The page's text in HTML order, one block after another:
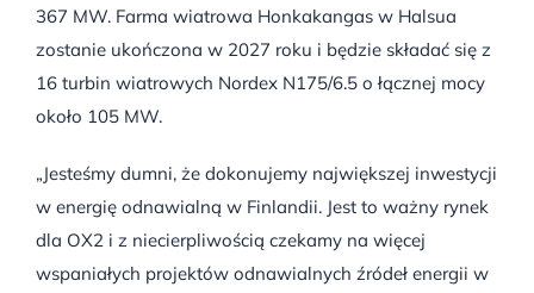
367 MW. Farma wiatrowa Honkakangas w Halsua
zostanie ukończona w 2027 roku i będzie składać się z
16 turbin wiatrowych Nordex N175/6.5 o łącznej mocy
około 105 MW.
„Jesteśmy dumni, że dokonujemy największej inwestycji
w energię odnawialną w Finlandii. Jest to ważny rynek
dla OX2 i z niecierpliwością czekamy na więcej
wspaniałych projektów odnawialnych źródeł energii w